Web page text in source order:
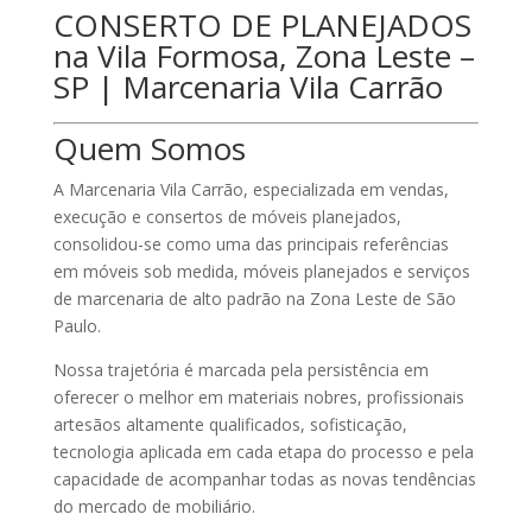
CONSERTO DE PLANEJADOS
na Vila Formosa, Zona Leste –
SP | Marcenaria Vila Carrão
Quem Somos
A Marcenaria Vila Carrão, especializada em vendas,
execução e consertos de móveis planejados,
consolidou-se como uma das principais referências
em móveis sob medida, móveis planejados e serviços
de marcenaria de alto padrão na Zona Leste de São
Paulo.
Nossa trajetória é marcada pela persistência em
oferecer o melhor em materiais nobres, profissionais
artesãos altamente qualificados, sofisticação,
tecnologia aplicada em cada etapa do processo e pela
capacidade de acompanhar todas as novas tendências
do mercado de mobiliário.